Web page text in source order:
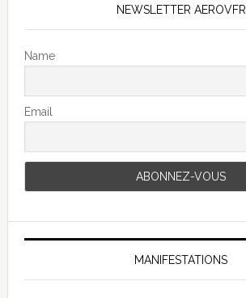
NEWSLETTER AEROVFR
Name
Email
MANIFESTATIONS